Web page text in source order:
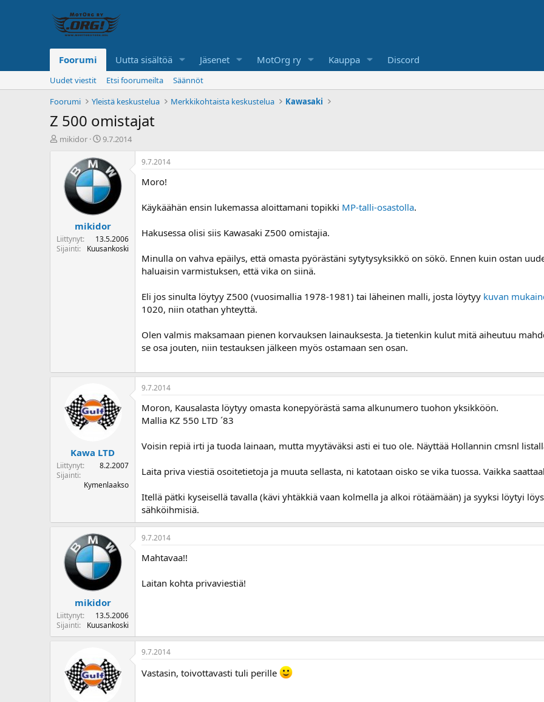
Foorumi Uutta sisältöä Jäsenet MotOrg ry Kauppa Discord
Uudet viestit Etsi foorumeilta
Säännöt
Foorumi
Yleistä keskustelua Merkkikohtaista keskustelua Kawasaki
Z 500 omistajat
K
u
n
mikidor
A
o
i
t
u
s
p
ä
i
v
9.7.2014
mikidor
Liittynyt
13.5.2006
Sijainti
Kuusankoski
9.7.2014
Moro!
Käykäähän ensin lukemassa aloittamani topikki MP-talli-osastolla.
Hakusessa olisi siis Kawasaki Z500 omistajia.
Minulla on vahva epäilys, että omasta pyörästäni sytytysyksikkö on sökö. Ennen kuin ostan
haluaisin varmistuksen, että vika on siinä.
Eli jos sinulta löytyy Z500 (vuosimallia 1978-1981) tai läheinen malli, josta löytyy kuvan
1020, niin otathan yhteyttä.
Olen valmis maksamaan pienen korvauksen lainauksesta. Ja tietenkin kulut mitä aiheutuu
se osa jouten, niin testauksen jälkeen myös ostamaan sen osan.
Kawa LTD
Liittynyt
8.2.2007
Sijainti
Kymenlaakso
9.7.2014
Moron, Kausalasta löytyy omasta konepyörästä sama alkunumero tuohon yksikköön.
Mallia KZ 550 LTD ´83
Voisin repiä irti ja tuoda lainaan, mutta myytäväksi asti ei tuo ole. Näyttää Hollannin cmsnl
Laita priva viestiä osoitetietoja ja muuta sellasta, ni katotaan oisko se vika tuossa. Vaikka
Itellä pätki kyseisellä tavalla (kävi yhtäkkiä vaan kolmella ja alkoi rötäämään) ja syyksi löytyi
sähköihmisiä.
mikidor
Liittynyt
13.5.2006
Sijainti
Kuusankoski
9.7.2014
Mahtavaa!!
Laitan kohta privaviestiä!
9.7.2014
Vastasin, toivottavasti tuli perille